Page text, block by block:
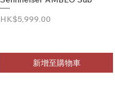
價格
HK$5,999.00
新增至購物車